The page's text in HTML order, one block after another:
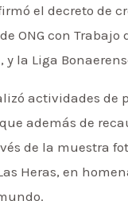
el decreto de
con Trabajo
la Liga
actividades de
además de
de la muestra
Heras, en